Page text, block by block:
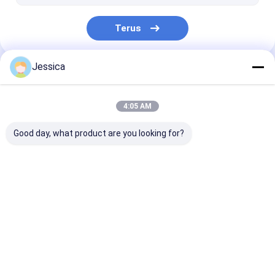
Terus
Kategori Kami
Jessica
4:05 AM
Good day, what product are you looking for?